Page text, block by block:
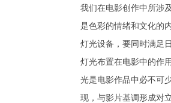
我们在电影创作中所涉
是色彩的情绪和文化的
灯光设备，要同时满足
灯光布置在电影中的作用
光是电影作品中必不可
现，与影片基调形成对